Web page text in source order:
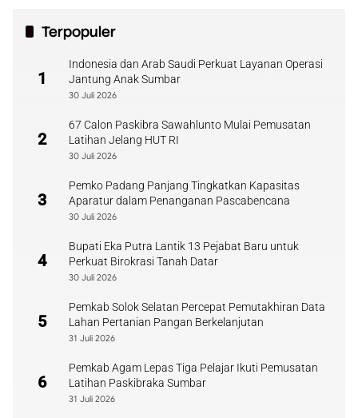
Terpopuler
1
Indonesia dan Arab Saudi Perkuat Layanan Operasi
Jantung Anak Sumbar
30 Juli 2026
2
67 Calon Paskibra Sawahlunto Mulai Pemusatan
Latihan Jelang HUT RI
30 Juli 2026
3
Pemko Padang Panjang Tingkatkan Kapasitas
Aparatur dalam Penanganan Pascabencana
30 Juli 2026
4
Bupati Eka Putra Lantik 13 Pejabat Baru untuk
Perkuat Birokrasi Tanah Datar
30 Juli 2026
5
Pemkab Solok Selatan Percepat Pemutakhiran Data
Lahan Pertanian Pangan Berkelanjutan
31 Juli 2026
6
Pemkab Agam Lepas Tiga Pelajar Ikuti Pemusatan
Latihan Paskibraka Sumbar
31 Juli 2026